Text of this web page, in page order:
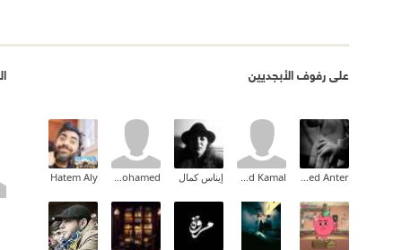
على رفوف الأبجديين
Ahmed Mohammed Anter
Ahmed Kamal إيناس كمال amr mohamed
Hatem Aly